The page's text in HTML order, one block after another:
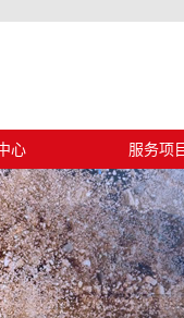
心
态
息
心
服务项
设计施
安全评
安全监